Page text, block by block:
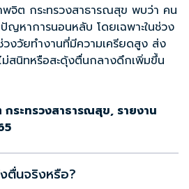
จิต กระทรวงสาธารณสุข พบว่า คน
ญหาการนอนหลับ โดยเฉพาะในช่วง
งวัยทำงานที่มีความเครียดสูง ส่ง
ม่สนิทหรือสะดุ้งตื่นกลางดึกเพิ่มขึ้น
ระทรวงสาธารณสุข, รายงาน
ตื่นจริงหรือ?